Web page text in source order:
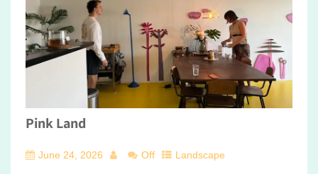
Pink Land
June 24, 2026 Off Landscape